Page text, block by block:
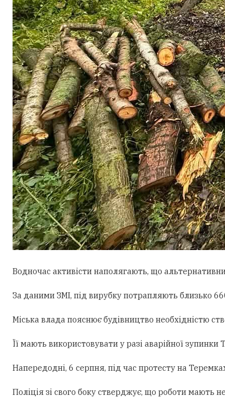
Водночас активісти наполягають, що
За даними ЗМІ, під вирубку потрапляють близько
Міська влада пояснює будівництво необхідністю
Її мають використовувати у разі аварійної
Напередодні, 6 серпня, під час протесту на
Поліція зі свого боку стверджує, що роботи мають